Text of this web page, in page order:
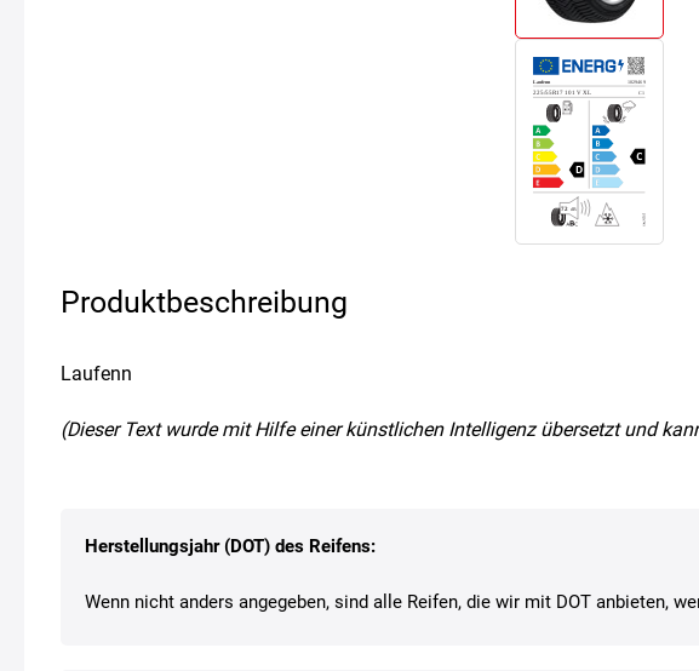
Produktbeschreibung
Laufenn
(Dieser Text wurde mit Hilfe einer künstlichen Intelligenz übersetzt und
Herstellungsjahr (DOT) des Reifens:
Wenn nicht anders angegeben, sind alle Reifen, die wir mit DOT anbieten,